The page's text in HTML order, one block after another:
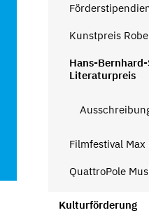
Kunstpreis
Hans-
Literaturpreis
Filmfestival
QuattroPole
Kulturförderung